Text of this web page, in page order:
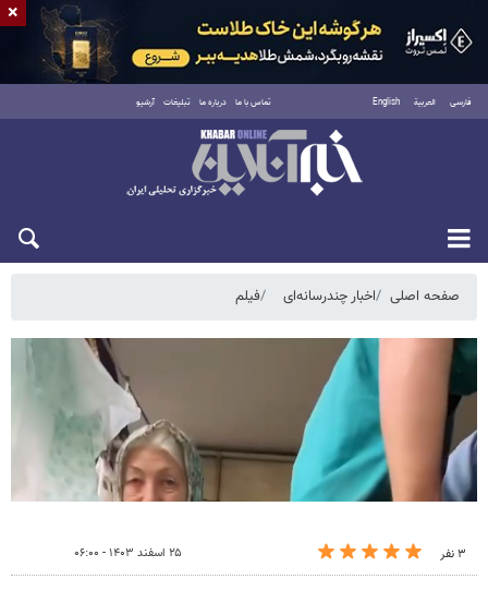
فارسی العربية English تماس با ما درباره ما تبلیغات آرشیو
یکشنبه ۱۸ مرداد ۱۴۰۵
صفحه اصلی اخبار چندرسانه‌ای فیلم
۳ نفر ۲۵ اسفند ۱۴۰۳ - ۰۶:۰۰
×